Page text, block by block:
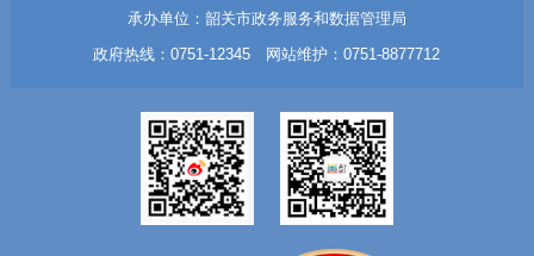
承办单位：韶关市政务服务和数据管理局
政府热线：0751-12345 网站维护：0751-8877712